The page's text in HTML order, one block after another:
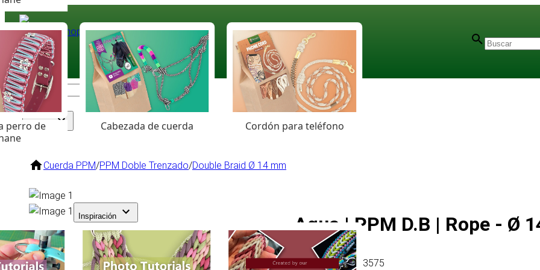
Paracord
Coloured Cord Paradise
Surtido
perro de
Cabezada de cuerda Cordón para teléfono
Inspiración
Cuerda PPM/PPM Doble Trenzado/Double Braid Ø 14 mm
Aqua | PPM D.B | Rope - Ø
Artículo # MT013575